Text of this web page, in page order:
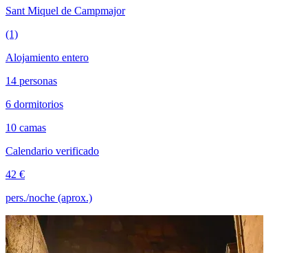
Sant Miquel de Campmajor
(1)
Alojamiento entero
14 personas
6 dormitorios
10 camas
Calendario verificado
42 €
pers./noche (aprox.)